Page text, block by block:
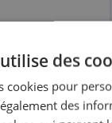
des
cookies pour
des